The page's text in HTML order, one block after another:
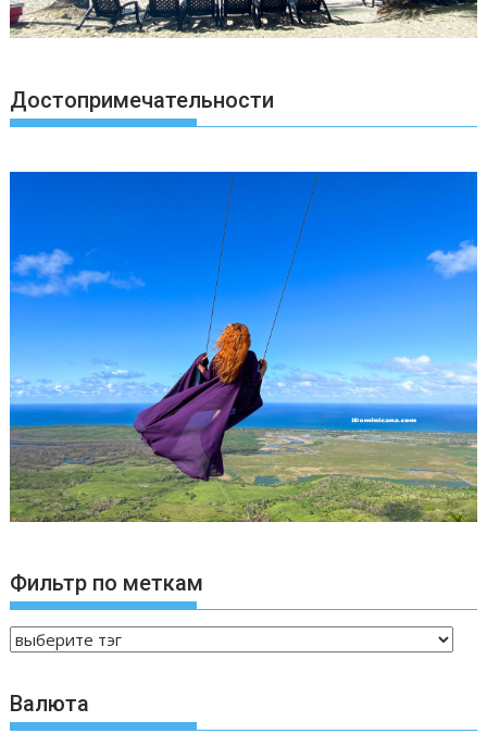
Достопримечательности
Фильтр по меткам
Валюта